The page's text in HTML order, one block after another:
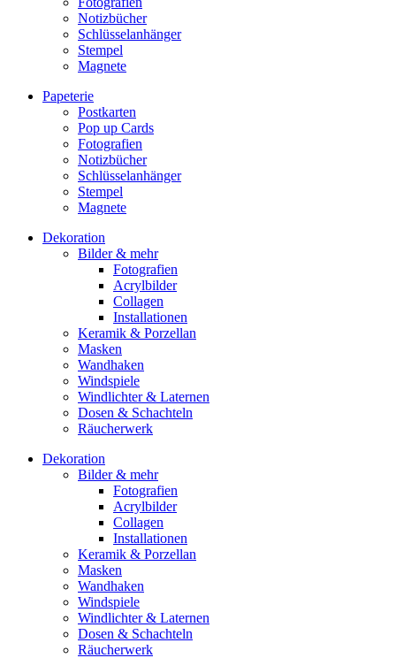
Notizbücher
Schlüsselanhänger
Stempel
Magnete
Papeterie
Postkarten
Pop up Cards
Fotografien
Notizbücher
Schlüsselanhänger
Stempel
Magnete
Dekoration
Bilder & mehr
Fotografien
Acrylbilder
Collagen
Installationen
Keramik & Porzellan
Masken
Wandhaken
Windspiele
Windlichter & Laternen
Dosen & Schachteln
Räucherwerk
Dekoration
Bilder & mehr
Fotografien
Acrylbilder
Collagen
Installationen
Keramik & Porzellan
Masken
Wandhaken
Windspiele
Windlichter & Laternen
Dosen & Schachteln
Räucherwerk